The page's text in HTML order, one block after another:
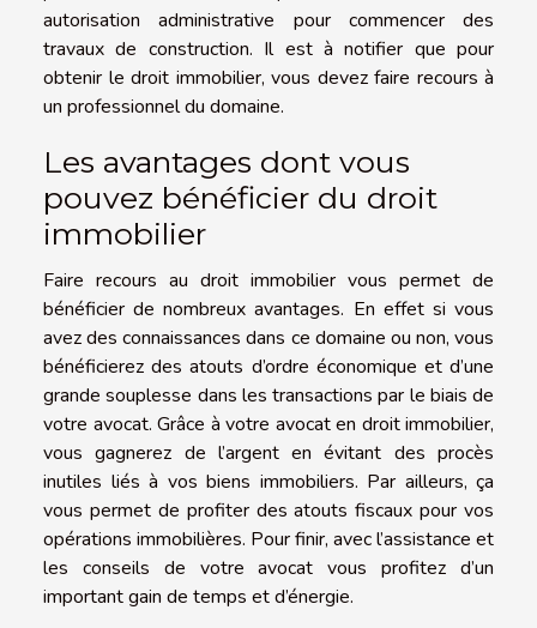
autorisation administrative pour commencer des
travaux de construction. Il est à notifier que pour
obtenir le droit immobilier, vous devez faire recours à
un professionnel du domaine.
Les avantages dont vous
pouvez bénéficier du droit
immobilier
Faire recours au droit immobilier vous permet de
bénéficier de nombreux avantages. En effet si vous
avez des connaissances dans ce domaine ou non, vous
bénéficierez des atouts d’ordre économique et d’une
grande souplesse dans les transactions par le biais de
votre avocat. Grâce à votre avocat en droit immobilier,
vous gagnerez de l’argent en évitant des procès
inutiles liés à vos biens immobiliers. Par ailleurs, ça
vous permet de profiter des atouts fiscaux pour vos
opérations immobilières. Pour finir, avec l’assistance et
les conseils de votre avocat vous profitez d’un
important gain de temps et d’énergie.